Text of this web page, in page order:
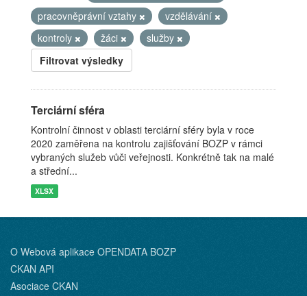
pracovněprávní vztahy
vzdělávání
kontroly
žáci
služby
Filtrovat výsledky
Terciární sféra
Kontrolní činnost v oblasti terciární sféry byla v roce
2020 zaměřena na kontrolu zajišťování BOZP v rámci
vybraných služeb vůči veřejnosti. Konkrétně tak na malé
a střední...
XLSX
O Webová aplikace OPENDATA BOZP
CKAN API
Asociace CKAN